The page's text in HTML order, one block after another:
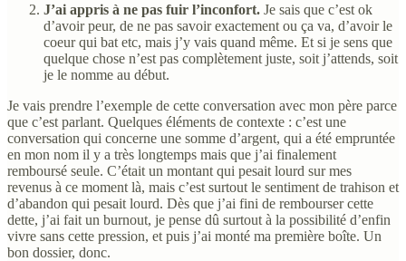
J’ai appris à ne pas fuir l’inconfort. Je sais que c’est ok
d’avoir peur, de ne pas savoir exactement ou ça va, d’avoir le
coeur qui bat etc, mais j’y vais quand même. Et si je sens que
quelque chose n’est pas complètement juste, soit j’attends, soit
je le nomme au début.
Je vais prendre l’exemple de cette conversation avec mon père parce
que c’est parlant. Quelques éléments de contexte : c’est une
conversation qui concerne une somme d’argent, qui a été empruntée
en mon nom il y a très longtemps mais que j’ai finalement
remboursé seule. C’était un montant qui pesait lourd sur mes
revenus à ce moment là, mais c’est surtout le sentiment de trahison et
d’abandon qui pesait lourd. Dès que j’ai fini de rembourser cette
dette, j’ai fait un burnout, je pense dû surtout à la possibilité d’enfin
vivre sans cette pression, et puis j’ai monté ma première boîte. Un
bon dossier, donc.